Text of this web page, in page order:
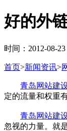
好的外
时间：2012-08-
首页>新闻资讯>
青岛网站建
定的流量和权重
青岛网站建
忽视的力量。就